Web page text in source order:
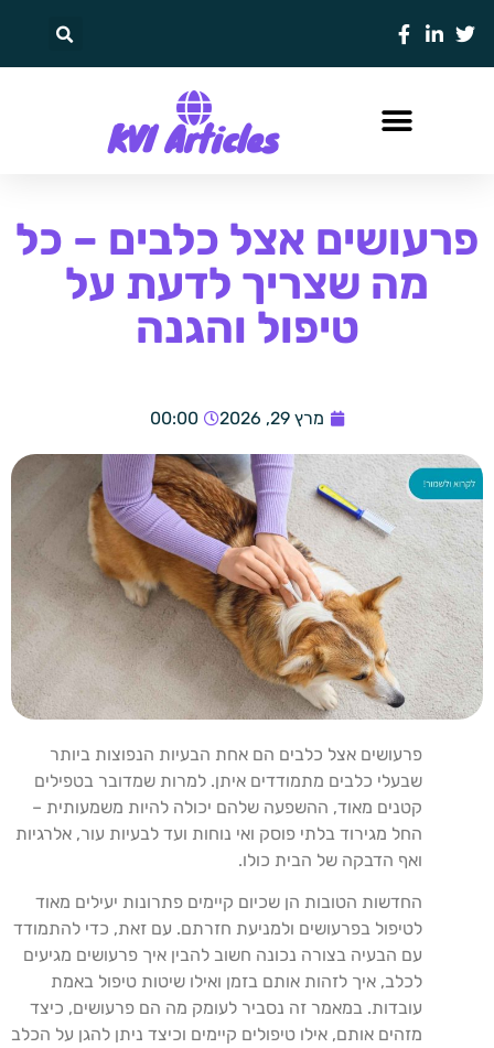
KVI Articles
פרעושים אצל כלבים – כל
מה שצריך לדעת על
טיפול והגנה
מרץ 29, 2026 00:00
פרעושים אצל כלבים הם אחת הבעיות הנפוצות ביותר
שבעלי כלבים מתמודדים איתן. למרות שמדובר בטפילים
קטנים מאוד, ההשפעה שלהם יכולה להיות משמעותית –
החל מגירוד בלתי פוסק ואי נוחות ועד לבעיות עור, אלרגיות
ואף הדבקה של הבית כולו.
החדשות הטובות הן שכיום קיימים פתרונות יעילים מאוד
לטיפול בפרעושים ולמניעת חזרתם. עם זאת, כדי להתמודד
עם הבעיה בצורה נכונה חשוב להבין איך פרעושים מגיעים
לכלב, איך לזהות אותם בזמן ואילו שיטות טיפול באמת
עובדות. במאמר זה נסביר לעומק מה הם פרעושים, כיצד
מזהים אותם, אילו טיפולים קיימים וכיצד ניתן להגן על הכלב